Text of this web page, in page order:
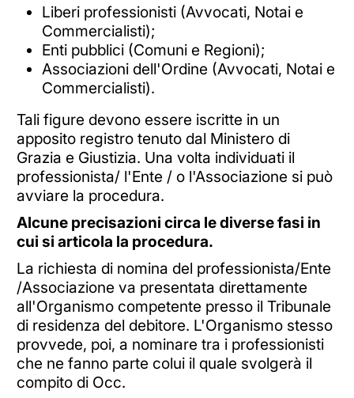
Liberi professionisti (Avvocati, Notai e
Commercialisti);
Enti pubblici (Comuni e Regioni);
Associazioni dell'Ordine (Avvocati, Notai e
Commercialisti).
Tali figure devono essere iscritte in un
apposito registro tenuto dal Ministero di
Grazia e Giustizia. Una volta individuati il
professionista/ l'Ente / o l'Associazione si può
avviare la procedura.
Alcune precisazioni circa le diverse fasi in
cui si articola la procedura.
La richiesta di nomina del professionista/Ente
/Associazione va presentata direttamente
all'Organismo competente presso il Tribunale
di residenza del debitore. L'Organismo stesso
provvede, poi, a nominare tra i professionisti
che ne fanno parte colui il quale svolgerà il
compito di Occ.